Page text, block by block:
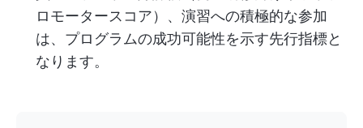
ロモータースコア）、演習への積極的な参加
は、プログラムの成功可能性を示す先行指標と
なります。